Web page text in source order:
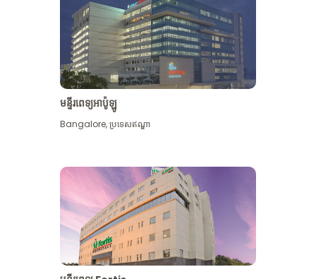
មើល​ច្រើន​ទៀត
មន្ទីរពេទ្យអាប៉ូឡូ
Bangalore,ប្រទេសឥណ្ឌា